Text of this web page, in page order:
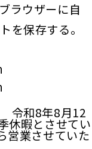
ラウザーに自
を保存する。
令和8年8月12
休暇とさせてい
営業させていた